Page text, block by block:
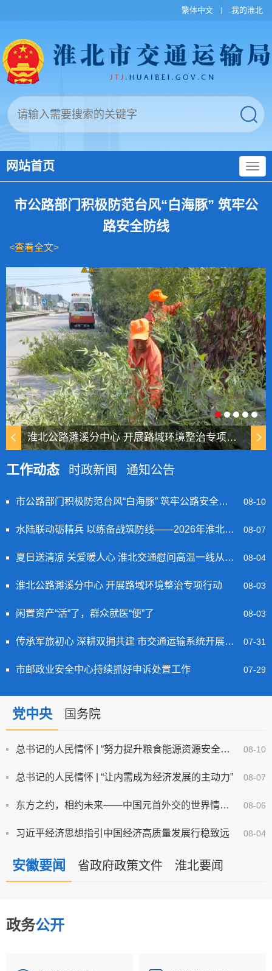
繁体中文 我的淮北
网站首页
市公路部门积极防范台风“白海豚” 筑牢公
路安全防线
<查看全文>
淮北公路濉溪分中心 开展路域环境整治专项行动
工作动态 时政新闻 通知公告
市公路部门积极防范台风“白海豚” 筑牢公路安全防线 08-10
水陆联动砺精兵 以练备战筑防线——2026年淮北市交通运输行业防汛综合应急演练顺利举办 08-07
夏日送清凉 关爱暖人心 淮北交通慰问高温一线从业人员 08-04
淮北公路濉溪分中心 开展路域环境整治专项行动 08-03
闲置资产“活”了，群众就医“便”了 08-03
传承军旅初心 深耕双拥共建 市交通运输系统开展“庆八一”主题党日活动 07-31
市邮政业安全中心持续抓好申诉处置工作 07-29
党中央 国务院
总书记的人民情怀 | “努力提升粮食能源资源安全保障能力” 08-10
总书记的人民情怀 | “让内需成为经济发展的主动力” 08-07
东方之约，相约未来——中国元首外交的世界情怀与大国气派 08-06
习近平经济思想指引中国经济高质量发展行稳致远 08-04
安徽要闻 省政府政策文件 淮北要闻
政务公开